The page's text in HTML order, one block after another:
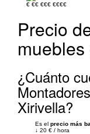
€ €€ €€€ €€€€
Precio
¿Cuánto
Xirivella?
Es el precio más
↓ 20 € / hora